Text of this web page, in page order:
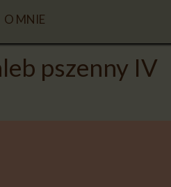
O MNIE
pszenny IV